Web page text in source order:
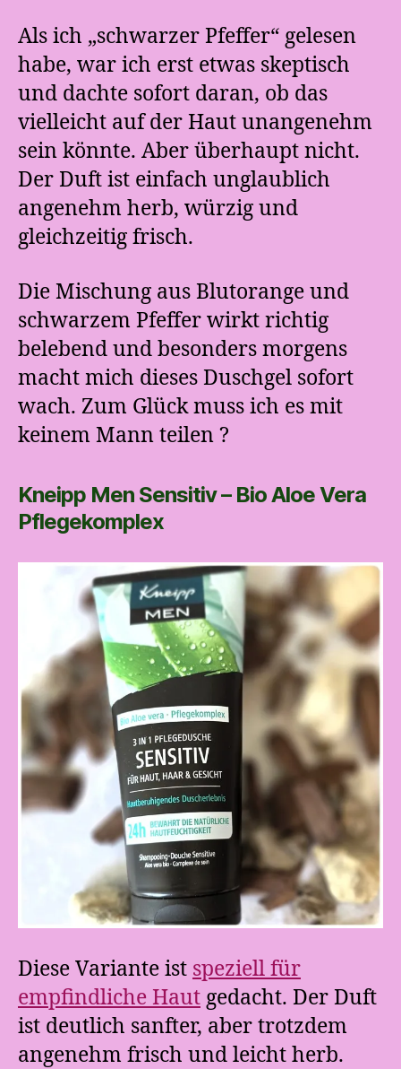
Als ich „schwarzer Pfeffer“ gelesen
habe, war ich erst etwas skeptisch
und dachte sofort daran, ob das
vielleicht auf der Haut unangenehm
sein könnte. Aber überhaupt nicht.
Der Duft ist einfach unglaublich
angenehm herb, würzig und
gleichzeitig frisch.
Die Mischung aus Blutorange und
schwarzem Pfeffer wirkt richtig
belebend und besonders morgens
macht mich dieses Duschgel sofort
wach. Zum Glück muss ich es mit
keinem Mann teilen ?
Kneipp Men Sensitiv – Bio Aloe Vera
Pflegekomplex
Diese Variante ist speziell für
empfindliche Haut gedacht. Der Duft
ist deutlich sanfter, aber trotzdem
angenehm frisch und leicht herb.